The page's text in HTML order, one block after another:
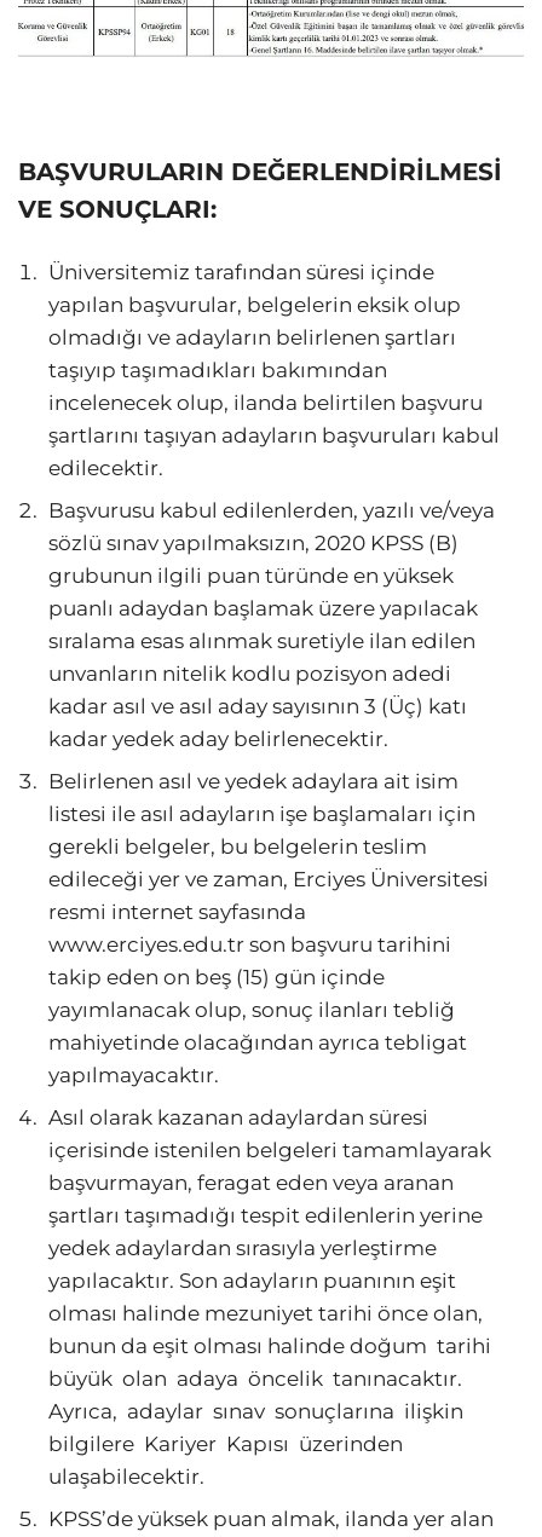
BAŞVURULARIN DEĞERLENDİRİLMESİ
VE SONUÇLARI:
Üniversitemiz tarafından süresi içinde
yapılan başvurular, belgelerin eksik olup
olmadığı ve adayların belirlenen şartları
taşıyıp taşımadıkları bakımından
incelenecek olup, ilanda belirtilen başvuru
şartlarını taşıyan adayların başvuruları kabul
edilecektir.
Başvurusu kabul edilenlerden, yazılı ve/veya
sözlü sınav yapılmaksızın, 2020 KPSS (B)
grubunun ilgili puan türünde en yüksek
puanlı adaydan başlamak üzere yapılacak
sıralama esas alınmak suretiyle ilan edilen
unvanların nitelik kodlu pozisyon adedi
kadar asıl ve asıl aday sayısının 3 (Üç) katı
kadar yedek aday belirlenecektir.
Belirlenen asıl ve yedek adaylara ait isim
listesi ile asıl adayların işe başlamaları için
gerekli belgeler, bu belgelerin teslim
edileceği yer ve zaman, Erciyes Üniversitesi
resmi internet sayfasında
www.erciyes.edu.tr son başvuru tarihini
takip eden on beş (15) gün içinde
yayımlanacak olup, sonuç ilanları tebliğ
mahiyetinde olacağından ayrıca tebligat
yapılmayacaktır.
Asıl olarak kazanan adaylardan süresi
içerisinde istenilen belgeleri tamamlayarak
başvurmayan, feragat eden veya aranan
şartları taşımadığı tespit edilenlerin yerine
yedek adaylardan sırasıyla yerleştirme
yapılacaktır. Son adayların puanının eşit
olması halinde mezuniyet tarihi önce olan,
bunun da eşit olması halinde doğum tarihi
büyük olan adaya öncelik tanınacaktır.
Ayrıca, adaylar sınav sonuçlarına ilişkin
bilgilere Kariyer Kapısı üzerinden
ulaşabilecektir.
KPSS’de yüksek puan almak, ilanda yer alan